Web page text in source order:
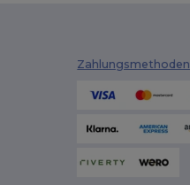
Zahlungsmethoden